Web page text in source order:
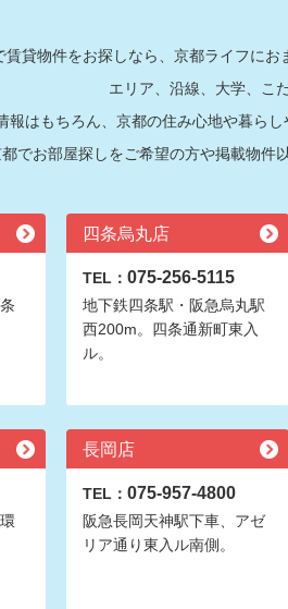
賃貸物件をお探しなら、京都ライフに
エリア、沿線、大学、こ
報はもちろん、京都の住み心地や暮ら
でお部屋探しをご希望の方や掲載物件
四条烏丸店
TEL： 075-256-5115
地下鉄四条駅・阪急烏丸駅
西200m。四条通新町東入
ル。
長岡店
TEL： 075-957-4800
阪急長岡天神駅下車、アゼ
リア通り東入ル南側。